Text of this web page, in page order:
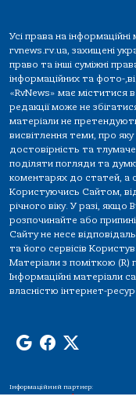
Усі права на
rvnews.rv.ua, захищені
право та інші суміжні
інформаційних та фото-
«RvNews» має міститися
редакції може не
матеріали не
висвітлення теми, про
достовірність та
поділяти погляди та
коментарях до статей, а
Користуючись Сайтом,
річного віку. У разі, якщо
розпочинайте або
Сайту не несе
та його сервісів
Матеріали з поміткою (R)
Інформаційні матеріали
власністю інтернет-
Інформаційний партнер: